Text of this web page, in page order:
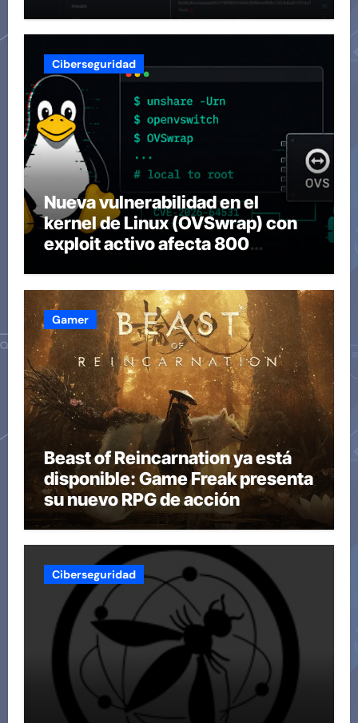
Ciberseguridad
Nueva vulnerabilidad en el
kernel de Linux (OVSwrap) con
exploit activo afecta 800
Gamer
Beast of Reincarnation ya está
disponible: Game Freak presenta
su nuevo RPG de acción
Ciberseguridad